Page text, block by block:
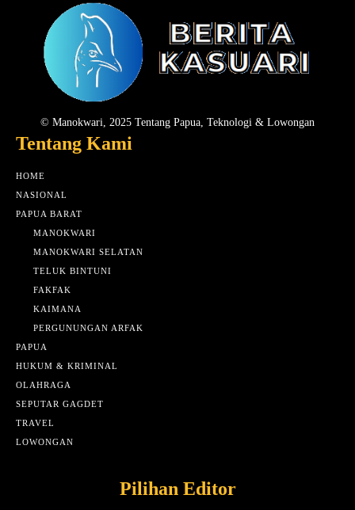
© Manokwari, 2025 Tentang Papua, Teknologi & Lowongan
Tentang Kami
HOME
NASIONAL
PAPUA BARAT
MANOKWARI
MANOKWARI SELATAN
TELUK BINTUNI
FAKFAK
KAIMANA
PERGUNUNGAN ARFAK
PAPUA
HUKUM & KRIMINAL
OLAHRAGA
SEPUTAR GAGDET
TRAVEL
LOWONGAN
Pilihan Editor